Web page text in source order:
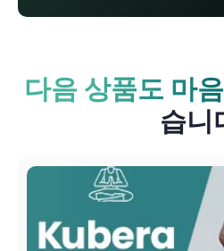
다음 상품도 마
습니